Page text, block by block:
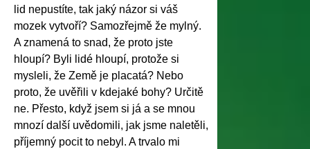
lid nepustíte, tak jaký názor si váš
mozek vytvoří? Samozřejmě že mylný.
A znamená to snad, že proto jste
hloupí? Byli lidé hloupí, protože si
mysleli, že Země je placatá? Nebo
proto, že uvěřili v kdejaké bohy? Určitě
ne. Přesto, když jsem si já a se mnou
mnozí další uvědomili, jak jsme naletěli,
příjemný pocit to nebyl. A trvalo mi